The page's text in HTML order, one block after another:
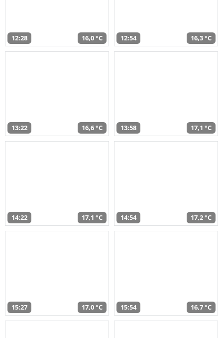
12:28 16,0 °C 12:54 16,3 °C
13:22 16,6 °C 13:58 17,1 °C
14:22 17,1 °C 14:54 17,2 °C
15:27 17,0 °C 15:54 16,7 °C